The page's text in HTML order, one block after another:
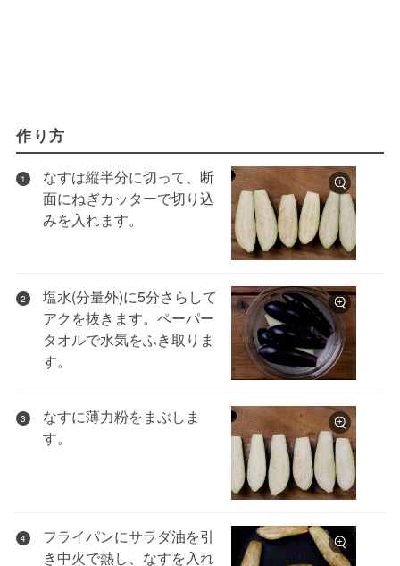
作り方
1
なすは縦半分に切って、断
面にねぎカッターで切り込
みを入れます。
2
塩水(分量外)に5分さらして
アクを抜きます。ペーパー
タオルで水気をふき取りま
す。
3
なすに薄力粉をまぶしま
す。
4
フライパンにサラダ油を引
き中火で熱し、なすを入れ